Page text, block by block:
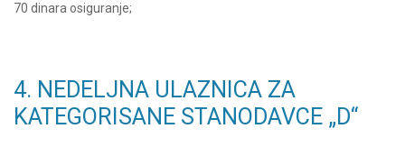
70 dinara osiguranje;
4. NEDELJNA ULAZNICA ZA
KATEGORISANE STANODAVCE „D“